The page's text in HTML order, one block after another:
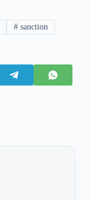
#sanction